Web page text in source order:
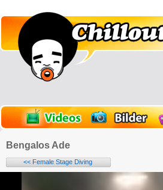
Bengalos Ade
<< Female Stage Diving